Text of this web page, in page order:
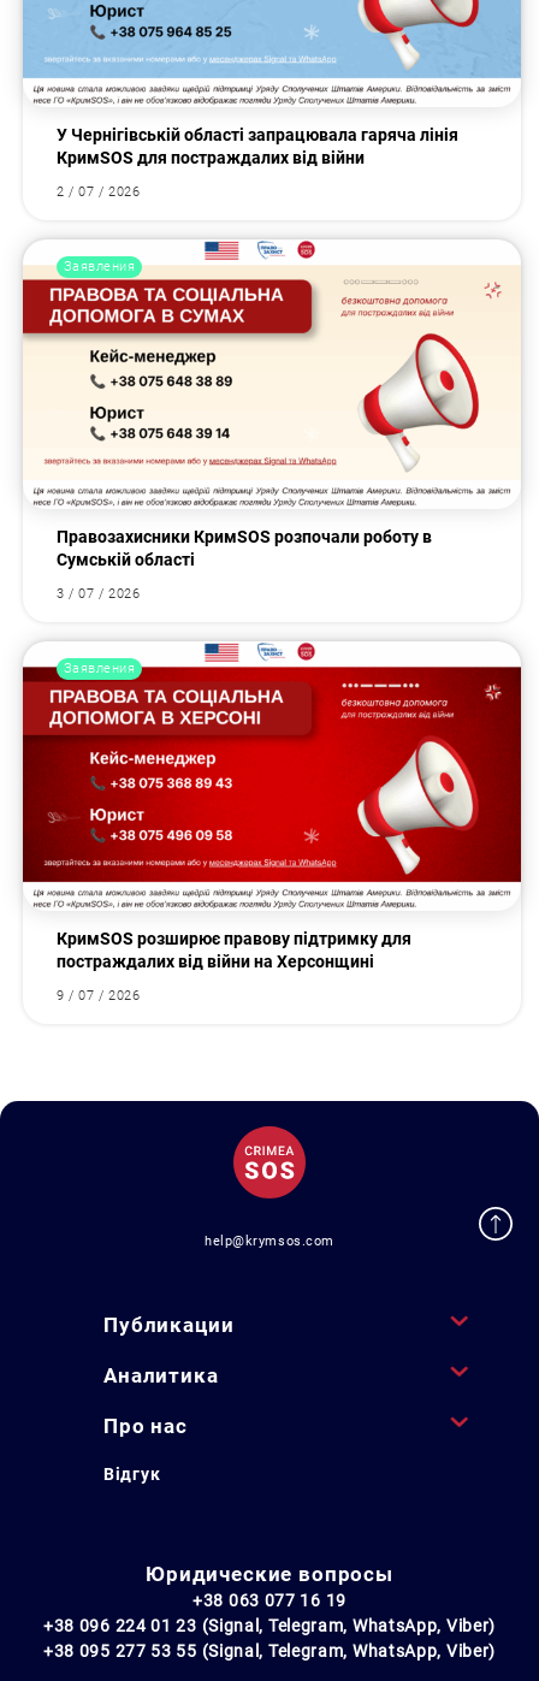
У Чернігівській області запрацювала гаряча лінія
КримSOS для постраждалих від війни
2 / 07 / 2026
Заявления
Правозахисники КримSOS розпочали роботу в
Сумській області
3 / 07 / 2026
Заявления
КримSOS розширює правову підтримку для
постраждалих від війни на Херсонщині
9 / 07 / 2026
help@krymsos.com
Публикации
Аналитика
Про нас
Відгук
Юридические вопросы
+38 063 077 16 19
+38 096 224 01 23 (Signal, Telegram, WhatsApp, Viber)
+38 095 277 53 55 (Signal, Telegram, WhatsApp, Viber)